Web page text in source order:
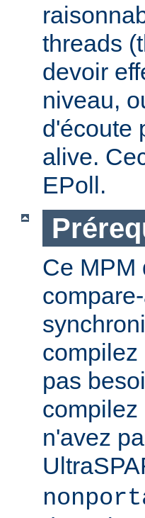
threads
devoir
niveau,
d'écoute
alive.
EPoll.
Ce MPM
compilez
pas
compilez
n'avez